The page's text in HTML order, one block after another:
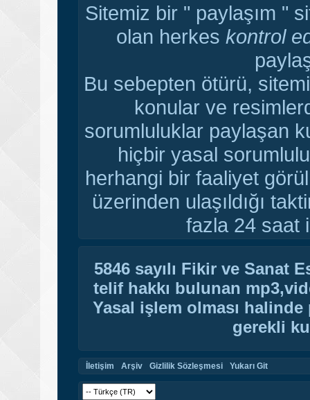
Sitemiz bir " paylaşım "
olan herkes kontrol
Bu sebepten ötürü,
konular ve
sorumluluklar paylaşan
hiçbir yasal
herhangi bir faaliyet
üzerinden ulaşıldığı
fazla 24 saat
5846 sayılı Fikir ve Sanat
telif hakkı bulunan
Yasal işlem olması
gerekli
İletişim Arşiv Gizlilik Sözleşmesi Yukarı Git